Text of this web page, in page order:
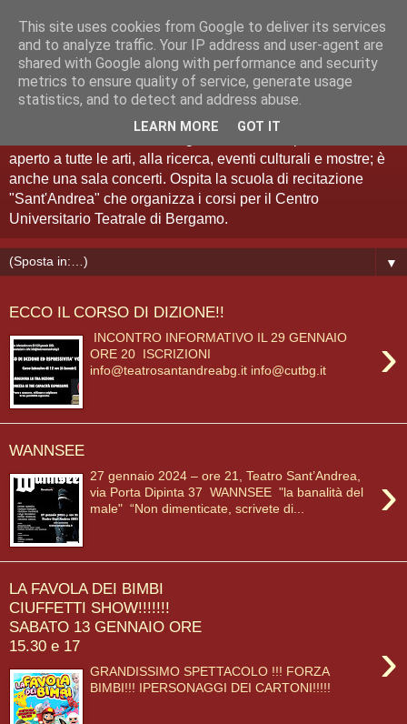
Teatro Sant'Andrea Bergamo
Spazio Artistico
aperto a tutte le arti, alla ricerca, eventi culturali e mostre; è
anche una sala concerti. Ospita la scuola di recitazione
"Sant'Andrea" che organizza i corsi per il Centro
Universitario Teatrale di Bergamo.
▼
ECCO IL CORSO DI DIZIONE!!
›
INCONTRO INFORMATIVO IL 29 GENNAIO
ORE 20 ISCRIZIONI
info@teatrosantandreabg.it info@cutbg.it
WANNSEE
›
27 gennaio 2024 – ore 21, Teatro Sant’Andrea,
via Porta Dipinta 37 WANNSEE "la banalità del
male" “Non dimenticate, scrivete di...
LA FAVOLA DEI BIMBI
CIUFFETTI SHOW!!!!!!!
SABATO 13 GENNAIO ORE
15.30 e 17
›
GRANDISSIMO SPETTACOLO !!! FORZA
BIMBI!!! IPERSONAGGI DEI CARTONI!!!!!
This site uses cookies from Google to deliver its services
and to analyze traffic. Your IP address and user-agent are
shared with Google along with performance and security
metrics to ensure quality of service, generate usage
statistics, and to detect and address abuse.
LEARN MORE GOT IT